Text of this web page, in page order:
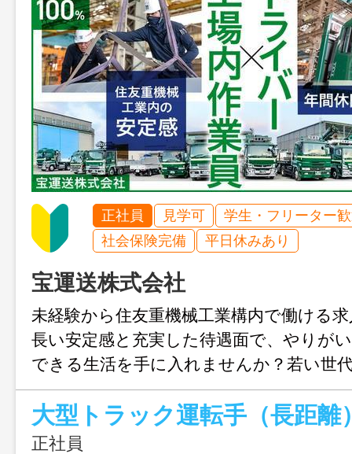
正社員 見学可
学生・フリーター
社会保険完備
平日休みあり
宝運送株式会社
未経験から住友重機械工業構内で働ける
長い安定感と充実した待遇面で、やりが
できる生活を手に入れませんか？若い世
ている、満足度の高い職場です！
大型トラック運転手（長距離
正社員